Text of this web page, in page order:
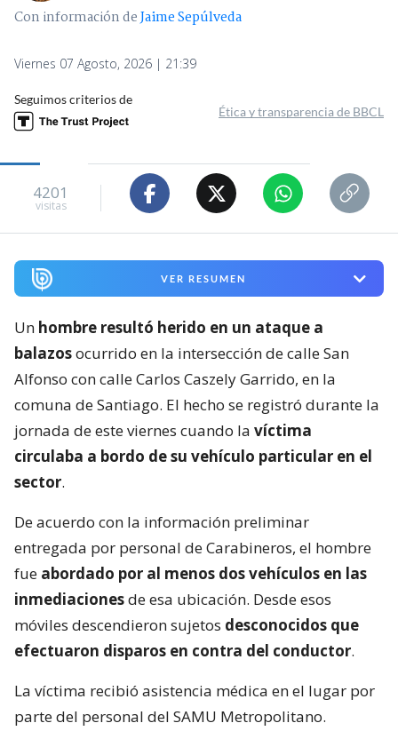
Con información deJaime Sepúlveda
Viernes 07 Agosto, 2026 | 21:39
Seguimos criterios de
Ética y transparencia de BBCL
4201
visitas
VER RESUMEN
Un hombre resultó herido en un ataque a
balazosocurrido en la intersección de calle San
Alfonso con calle Carlos Caszely Garrido, en la
comuna de Santiago. El hecho se registró durante la
jornada de este viernes cuando la víctima
circulaba a bordo de su vehículo particular en el
sector.
De acuerdo con la información preliminar
entregada por personal de Carabineros, el hombre
fue abordado por al menos dos vehículos en las
inmediacionesde esa ubicación. Desde esos
móviles descendieron sujetos desconocidos que
efectuaron disparos en contra del conductor.
La víctima recibió asistencia médica en el lugar por
parte del personal del SAMU Metropolitano.